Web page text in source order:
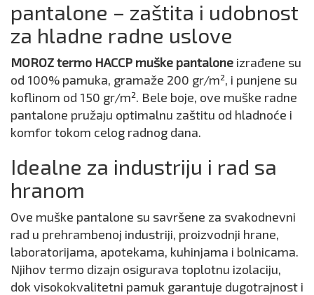
pantalone – zaštita i udobnost
za hladne radne uslove
MOROZ termo HACCP muške pantalone izrađene su
od 100% pamuka, gramaže 200 gr/m², i punjene su
koflinom od 150 gr/m². Bele boje, ove muške radne
pantalone pružaju optimalnu zaštitu od hladnoće i
komfor tokom celog radnog dana.
Idealne za industriju i rad sa
hranom
Ove muške pantalone su savršene za svakodnevni
rad u prehrambenoj industriji, proizvodnji hrane,
laboratorijama, apotekama, kuhinjama i bolnicama.
Njihov termo dizajn osigurava toplotnu izolaciju,
dok visokokvalitetni pamuk garantuje dugotrajnost i